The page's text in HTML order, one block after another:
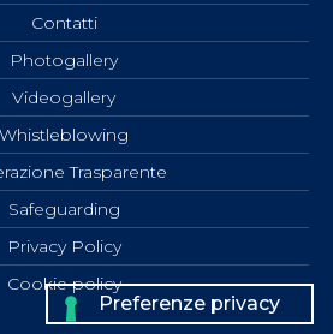
Contatti
Photogallery
Videogallery
Whistleblowing
Trasparente
Safeguarding
Privacy Policy
Cookie policy